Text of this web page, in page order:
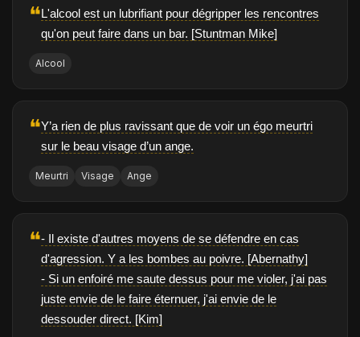
❝L'alcool est un lubrifiant pour dégripper les rencontres
qu'on peut faire dans un bar. [Stuntman Mike]
Alcool
❝Y’a rien de plus ravissant que de voir un égo meurtri
sur le beau visage d’un ange.
Meurtri Visage Ange
❝- Il existe d'autres moyens de se défendre en cas
d'agression. Y a les bombes au poivre. [Abernathy]
- Si un enfoiré me saute dessus pour me violer, j'ai pas
juste envie de le faire éternuer, j'ai envie de le
dessouder direct. [Kim]